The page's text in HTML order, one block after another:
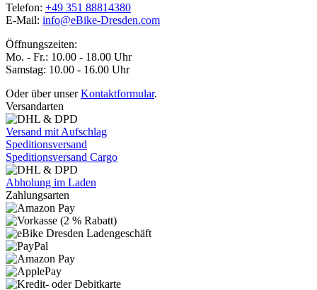
Telefon: +49 351 88814380
E-Mail: info@eBike-Dresden.com
Öffnungszeiten:
Mo. - Fr.: 10.00 - 18.00 Uhr
Samstag: 10.00 - 16.00 Uhr
Oder über unserKontaktformular.
Versandarten
Versand mit Aufschlag
Speditionsversand
Speditionsversand Cargo
Abholung im Laden
Zahlungsarten